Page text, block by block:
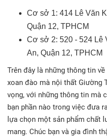
Cơ sở 1: 414 Lê Văn
Quận 12, TPHCM
Cơ sở 2: 520 - 524
An, Quận 12, TPHCM
Trên đây là những thông tin
xoan đào mà nội thất Giường
vọng, với những thông tin mà
bạn phần nào trong việc đưa
lựa chọn một sản phẩm chất
mang. Chúc bạn và gia đình